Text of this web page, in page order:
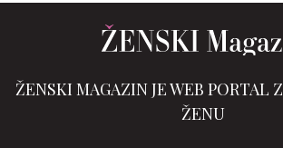
ŽENSKI MAGAZIN JE WEB PORTAL
ŽENU